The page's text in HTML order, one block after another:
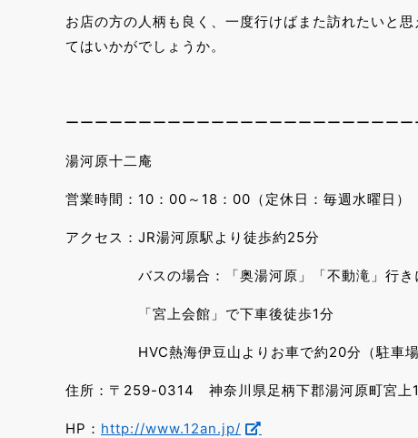
お店の方の人柄も良く、一度行けばまた訪れたいと
てはいかがでしょうか。
ーーーーーーーーーーーーーーーーーーーーーーー
湯河原十二庵
営業時間：10：00～18：00（定休日：毎週水曜日）
アクセス：JR湯河原駅より徒歩約25分
バスの場合：「奥湯河原」「不動滝」行きに
「宮上会館」で下車後徒歩1分
HVC熱海伊豆山よりお車で約20分（駐車場
住所：〒259-0314 神奈川県足柄下郡湯河原町宮上
HP： http://www.12an.jp/